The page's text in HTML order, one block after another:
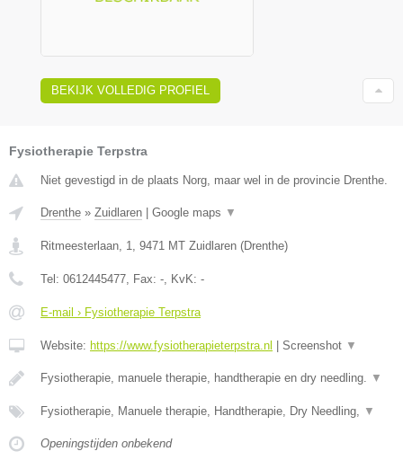
BEKIJK VOLLEDIG PROFIEL
Fysiotherapie Terpstra
Niet gevestigd in de plaats Norg, maar wel in de provincie Drenthe.
Drenthe » Zuidlaren Google maps ▼
Ritmeesterlaan, 1, 9471 MT Zuidlaren (Drenthe)
Tel: 0612445477, Fax: -, KvK: -
E-mail › Fysiotherapie Terpstra
Website: https://www.fysiotherapieterpstra.nl Screenshot ▼
Fysiotherapie, manuele therapie, handtherapie en dry needling. ▼
Fysiotherapie, Manuele therapie, Handtherapie, Dry Needling, ▼
Openingstijden onbekend